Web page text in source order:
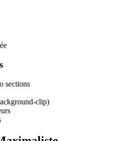
sections
clip)